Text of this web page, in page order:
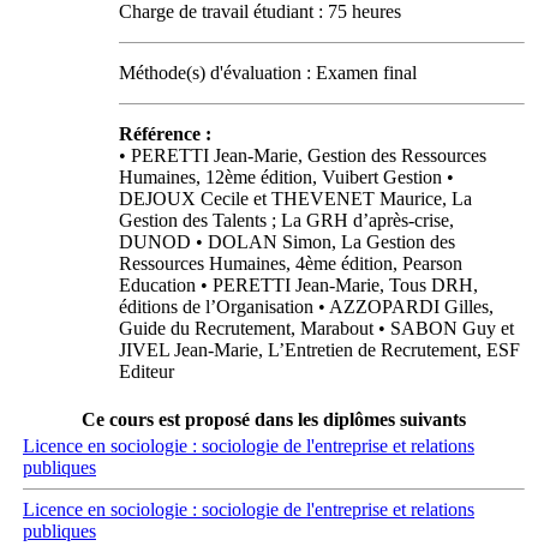
Charge de travail étudiant : 75 heures
Méthode(s) d'évaluation : Examen final
Référence :
• PERETTI Jean-Marie, Gestion des Ressources
Humaines, 12ème édition, Vuibert Gestion •
DEJOUX Cecile et THEVENET Maurice, La
Gestion des Talents ; La GRH d’après-crise,
DUNOD • DOLAN Simon, La Gestion des
Ressources Humaines, 4ème édition, Pearson
Education • PERETTI Jean-Marie, Tous DRH,
éditions de l’Organisation • AZZOPARDI Gilles,
Guide du Recrutement, Marabout • SABON Guy et
JIVEL Jean-Marie, L’Entretien de Recrutement, ESF
Editeur
Ce cours est proposé dans les diplômes suivants
Licence en sociologie : sociologie de l'entreprise et relations
publiques
Licence en sociologie : sociologie de l'entreprise et relations
publiques